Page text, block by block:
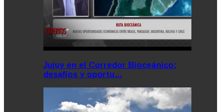
Jujuy en el Corredor Bioceánico:
desafíos y oportu…